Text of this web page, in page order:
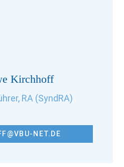
Kirchhoff
RA (SyndRA)
NET.DE